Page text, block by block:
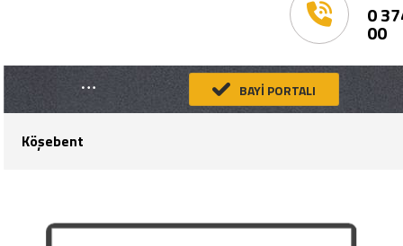
0
00
BAYİ PORTALI
Köşebent